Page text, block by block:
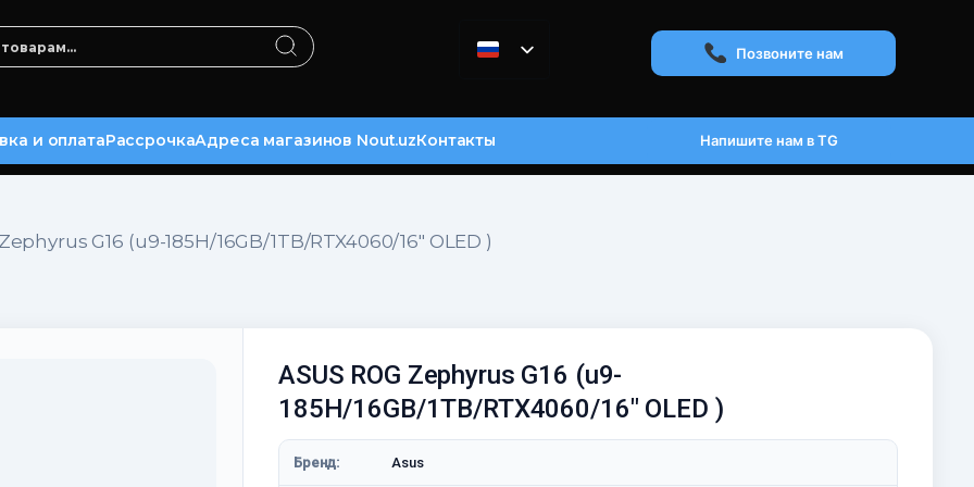
Позвоните нам
и оплатаРассрочкаАдреса магазинов Nout.uzКонтакты Напишите нам в TG
G16 (u9-185H/16GB/1TB/RTX4060/16″ OLED )
ASUS ROG Zephyrus G16 (u9-
185H/16GB/1TB/RTX4060/16" OLED )
Бренд: Asus